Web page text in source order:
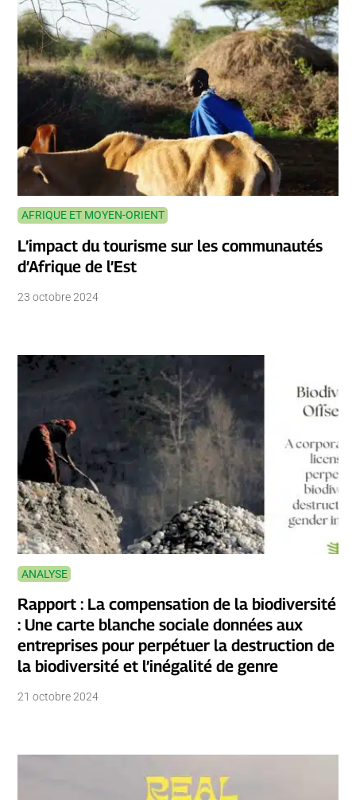
AFRIQUE ET MOYEN-ORIENT
L’impact du tourisme sur les communautés
d’Afrique de l’Est
23 octobre 2024
ANALYSE
Rapport : La compensation de la biodiversité
: Une carte blanche sociale données aux
entreprises pour perpétuer la destruction de
la biodiversité et l’inégalité de genre
21 octobre 2024